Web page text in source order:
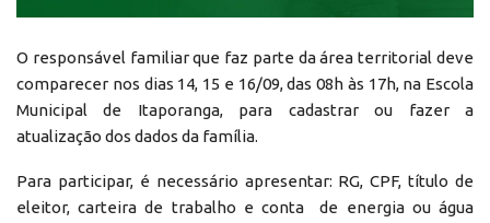
O responsável familiar que faz parte da área territorial deve
comparecer nos dias 14, 15 e 16/09, das 08h às 17h, na Escola
Municipal de Itaporanga, para cadastrar ou fazer a
atualização dos dados da família.
Para participar, é necessário apresentar: RG, CPF, título de
eleitor, carteira de trabalho e conta de energia ou água